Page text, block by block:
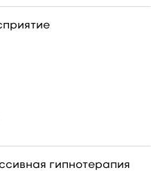
гипнотерапия